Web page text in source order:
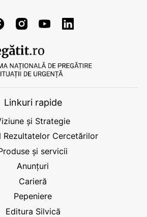
Linkuri rapide
și Strategie
Rezultatelor Cercetărilor
și servicii
Anunțuri
Carieră
Pepeniere
Editura Silvică